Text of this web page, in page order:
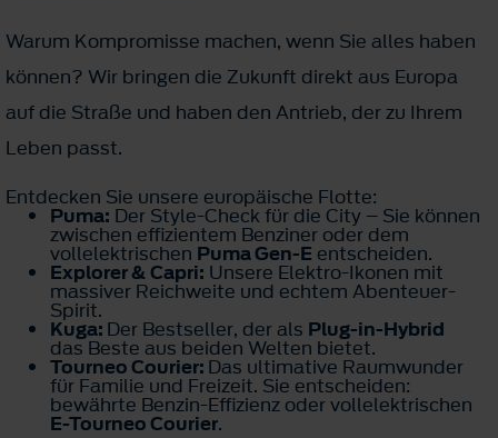
Warum Kompromisse machen, wenn Sie alles haben
können? Wir bringen die Zukunft direkt aus Europa
auf die Straße und haben den Antrieb, der zu Ihrem
Leben passt.
Entdecken Sie unsere europäische Flotte:
Puma: Der Style-Check für die City – Sie können
zwischen effizientem Benziner oder dem
vollelektrischen Puma Gen-E entscheiden.
Explorer & Capri: Unsere Elektro-Ikonen mit
massiver Reichweite und echtem Abenteuer-
Spirit.
Kuga: Der Bestseller, der als Plug-in-Hybrid
das Beste aus beiden Welten bietet.
Tourneo Courier: Das ultimative Raumwunder
für Familie und Freizeit. Sie entscheiden:
bewährte Benzin-Effizienz oder vollelektrischen
E-Tourneo Courier.